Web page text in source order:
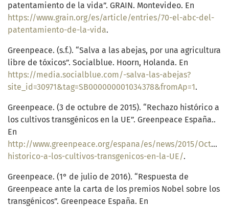
patentamiento de la vida”. GRAIN. Montevideo. En
https://www.grain.org/es/article/entries/70-el-abc-del-
patentamiento-de-la-vida.
Greenpeace. (s.f.). “Salva a las abejas, por una agricultura
libre de tóxicos”. Socialblue. Hoorn, Holanda. En
https://media.socialblue.com/-salva-las-abejas?
site_id=30971&tag=SB000000001034378&fromAp=1.
Greenpeace. (3 de octubre de 2015). “Rechazo histórico a
los cultivos transgénicos en la UE”. Greenpeace España..
En
http://www.greenpeace.org/espana/es/news/2015/
historico-a-los-cultivos-transgenicos-en-la-UE/.
Greenpeace. (1° de julio de 2016). “Respuesta de
Greenpeace ante la carta de los premios Nobel sobre los
transgénicos”. Greenpeace España. En